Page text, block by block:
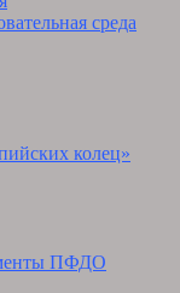
среда
колец»
ПФДО